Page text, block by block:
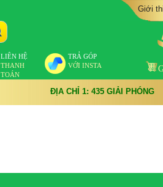
LIÊN HỆ
THANH
TOÁN
TRẢ GÓP
VỚI INSTA
Giới
ĐỊA CHỈ 1: 435 GIẢI PHÓNG